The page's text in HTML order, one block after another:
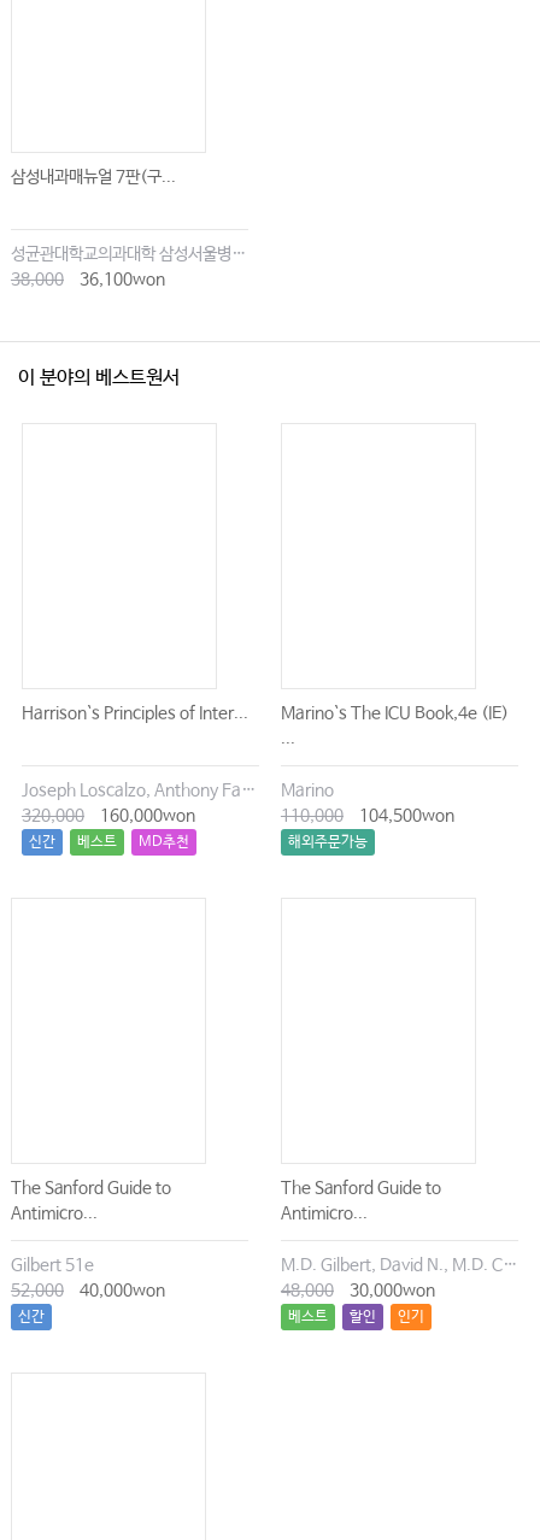
삼성내과매뉴얼 7판(구...
성균관대학교의과대학 삼성서울병원내과
38,000
36,100won
이 분야의 베스트원서
Harrison`s Principles of Inter...
Joseph Loscalzo, Anthony Fauci, Dennis Kasper, Stephen Hauser, Dan Longo, J. Larry Jameson
320,000
160,000won
신간 베스트 MD추천
Marino`s The ICU Book,4e (IE)
...
Marino
110,000
104,500won
해외주문가능
The Sanford Guide to
Antimicro...
Gilbert 51e
52,000
40,000won
신간
The Sanford Guide to
Antimicro...
M.D. Gilbert, David N., M.D. Chambers, Henry F., M.D. Eliopoulos, George M., M.D. Saag, Michael S., M.D. Pavia, Andrew T.
48,000
30,000won
베스트 할인 인기